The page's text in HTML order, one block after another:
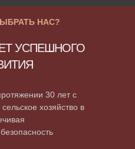
УСПЕШНОГО
30 лет с
хозяйство в
НАС?